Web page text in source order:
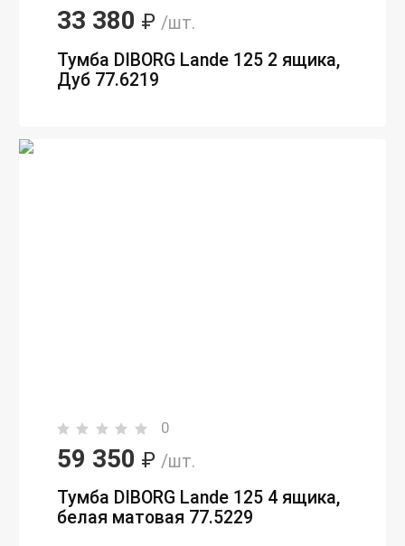
33 380 ₽ /шт.
Тумба DIBORG Lande 125 2 ящика,
Дуб 77.6219
0
59 350 ₽ /шт.
Тумба DIBORG Lande 125 4 ящика,
белая матовая 77.5229